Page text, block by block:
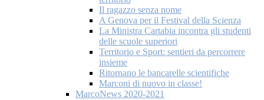
Il ragazzo senza nome
A Genova per il Festival della Scienza
La Ministra Cartabia incontra gli studenti
delle scuole superiori
Territorio e Sport: sentieri da percorrere
insieme
Ritornano le bancarelle scientifiche
Marconi di nuovo in classe!
MarcoNews 2020-2021